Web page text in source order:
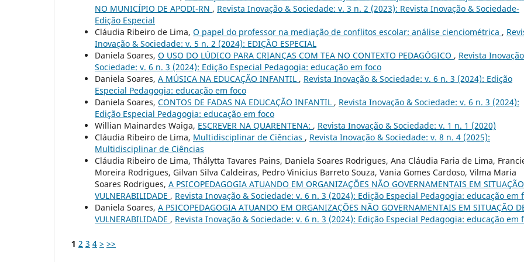
NO MUNICÍPIO DE APODI-RN , Revista Inovação & Sociedade: v. 3 n. 2 (2023): Revista Inovação & Sociedade-
Edição Especial
Cláudia Ribeiro de Lima, O papel do professor na mediação de conflitos escolar: análise cienciométrica ,
Inovação & Sociedade: v. 5 n. 2 (2024): EDIÇÃO ESPECIAL
Daniela Soares, O USO DO LÚDICO PARA CRIANÇAS COM TEA NO CONTEXTO PEDAGÓGICO , Revista
Sociedade: v. 6 n. 3 (2024): Edição Especial Pedagogia: educação em foco
Daniela Soares, A MÚSICA NA EDUCAÇÃO INFANTIL , Revista Inovação & Sociedade: v. 6 n. 3 (2024): Edição
Especial Pedagogia: educação em foco
Daniela Soares, CONTOS DE FADAS NA EDUCAÇÃO INFANTIL , Revista Inovação & Sociedade: v. 6 n. 3 (2024):
Edição Especial Pedagogia: educação em foco
Willian Mainardes Waiga, ESCREVER NA QUARENTENA: , Revista Inovação & Sociedade: v. 1 n. 1 (2020)
Cláudia Ribeiro de Lima, Multidisciplinar de Ciências , Revista Inovação & Sociedade: v. 8 n. 4 (2025):
Multidisciplinar de Ciências
Cláudia Ribeiro de Lima, Thálytta Tavares Pains, Daniela Soares Rodrigues, Ana Cláudia Faria de Lima,
Moreira Rodrigues, Gilvan Silva Caldeiras, Pedro Vinicius Barreto Souza, Vania Gomes Cardoso, Vilma Maria
Soares Rodrigues, A PSICOPEDAGOGIA ATUANDO EM ORGANIZAÇÕES NÃO GOVERNAMENTAIS EM
VULNERABILIDADE , Revista Inovação & Sociedade: v. 6 n. 3 (2024): Edição Especial Pedagogia: educação em
Daniela Soares, A PSICOPEDAGOGIA ATUANDO EM ORGANIZAÇÕES NÃO GOVERNAMENTAIS EM SITUAÇÃO
VULNERABILIDADE , Revista Inovação & Sociedade: v. 6 n. 3 (2024): Edição Especial Pedagogia: educação em
1 2 3 4 > >>